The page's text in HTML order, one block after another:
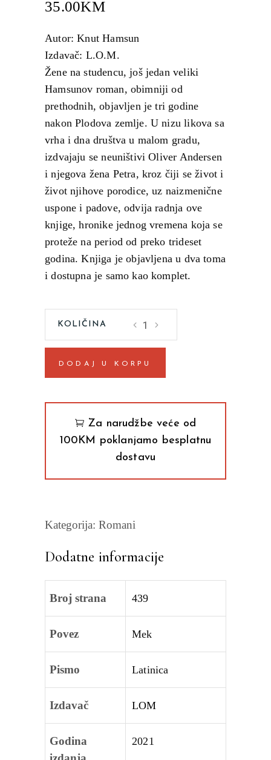
35.00KM
Autor: Knut Hamsun
Izdavač: L.O.M.
Žene na studencu, još jedan veliki
Hamsunov roman, obimniji od
prethodnih, objavljen je tri godine
nakon Plodova zemlje. U nizu likova sa
vrha i dna društva u malom gradu,
izdvajaju se neuništivi Oliver Andersen
i njegova žena Petra, kroz čiji se život i
život njihove porodice, uz naizmenične
uspone i padove, odvija radnja ove
knjige, hronike jednog vremena koja se
proteže na period od preko trideset
godina. Knjiga je objavljena u dva toma
i dostupna je samo kao komplet.
studencu
1-
Hamsun
quantity
DODAJ U KORPU
Za narudžbe veće od
100KM poklanjamo besplatnu
dostavu
Kategorija: Romani
Dodatne informacije
Broj strana 439
Povez Mek
Pismo Latinica
Izdavač LOM
Godina
2021